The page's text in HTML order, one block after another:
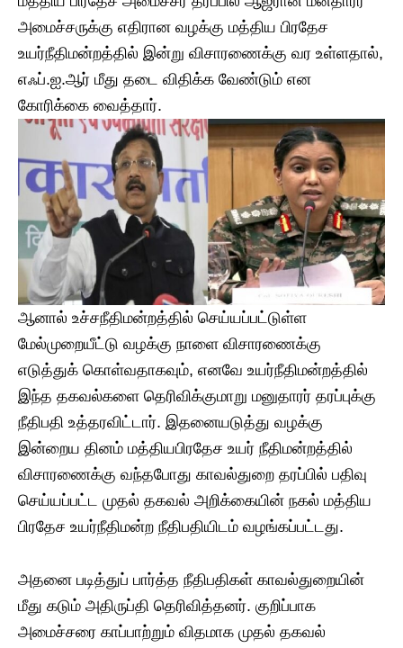
அமைச்சருக்கு எதிரான வழக்கு மத்திய பிரதேச
உயர்நீதிமன்றத்தில் இன்று விசாரணைக்கு வர உள்ளதால்,
எஃப்.ஐ.ஆர் மீது தடை விதிக்க வேண்டும் என
கோரிக்கை வைத்தார்.
ஆனால் உச்சநீதிமன்றத்தில் செய்யப்பட்டுள்ள
மேல்முறையீட்டு வழக்கு நாளை விசாரணைக்கு
எடுத்துக் கொள்வதாகவும், எனவே உயர்நீதிமன்றத்தில்
இந்த தகவல்களை தெரிவிக்குமாறு மனுதாரர் தரப்புக்கு
நீதிபதி உத்தரவிட்டார். இதனையடுத்து வழக்கு
இன்றைய தினம் மத்தியபிரதேச உயர் நீதிமன்றத்தில்
விசாரணைக்கு வந்தபோது காவல்துறை தரப்பில் பதிவு
செய்யப்பட்ட முதல் தகவல் அறிக்கையின் நகல் மத்திய
பிரதேச உயர்நீதிமன்ற நீதிபதியிடம் வழங்கப்பட்டது.
அதனை படித்துப் பார்த்த நீதிபதிகள் காவல்துறையின்
மீது கடும் அதிருப்தி தெரிவித்தனர். குறிப்பாக
அமைச்சரை காப்பாற்றும் விதமாக முதல் தகவல்